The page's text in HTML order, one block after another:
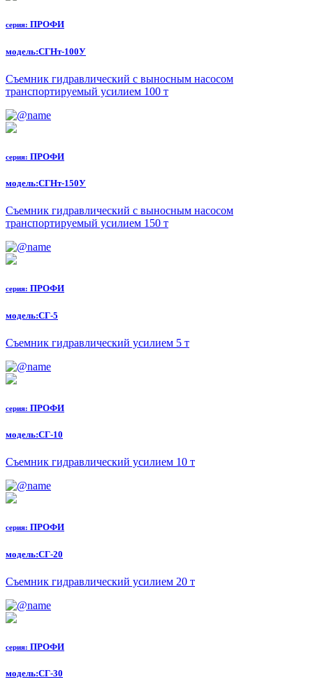
серия: ПРОФИ
модель:СГНт-100У
Съемник гидравлический с выносным насосом
транспортируемый усилием 100 т
серия: ПРОФИ
модель:СГНт-150У
Съемник гидравлический с выносным насосом
транспортируемый усилием 150 т
серия: ПРОФИ
модель:СГ-5
Съемник гидравлический усилием 5 т
серия: ПРОФИ
модель:СГ-10
Съемник гидравлический усилием 10 т
серия: ПРОФИ
модель:СГ-20
Съемник гидравлический усилием 20 т
серия: ПРОФИ
модель:СГ-30